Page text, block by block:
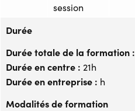
session
Durée
Durée totale de la formation :
Durée en centre : 21h
Durée en entreprise : h
Modalités de formation